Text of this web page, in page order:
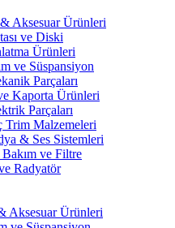
Aksesuar Ürünleri
ve Diski
Ürünleri
ve Süspansiyon
Parçaları
Kaporta Ürünleri
Parçaları
Trim Malzemeleri
& Ses Sistemleri
ve Filtre
Radyatör
Aksesuar Ürünleri